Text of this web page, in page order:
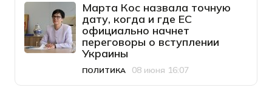
Марта Кос назвала точную
дату, когда и где ЕС
официально начнет
переговоры о вступлении
Украины
Категория
ПОЛИТИКА
Дата публикации
08 июня 16:07